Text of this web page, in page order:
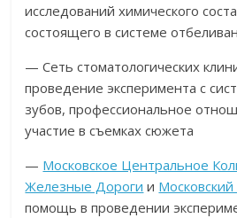
исследований химического
состоящего в системе
— Сеть стоматологических
проведение эксперимента с
зубов, профессиональное
участие в съемках сюжета
— Московское Центральное
Железные Дороги и
помощь в проведении